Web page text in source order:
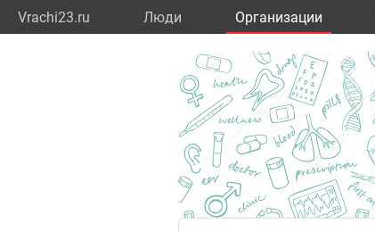
Vrachi23.ru Люди Организации